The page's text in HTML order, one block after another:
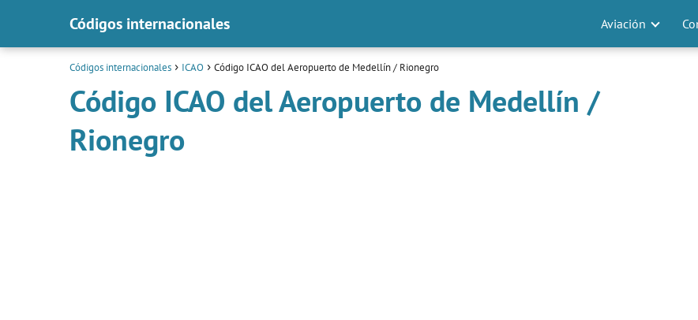
Códigos internacionales Aviación
Códigos internacionales ICAO Código ICAO del Aeropuerto de Medellín / Rionegro
Código ICAO del Aeropuerto de Medellín /
Rionegro